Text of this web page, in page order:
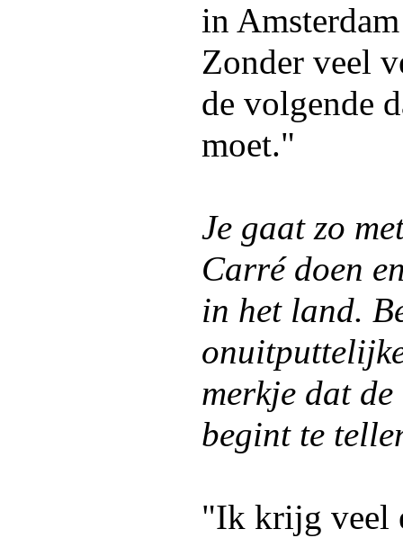
in
Zonder veel
de volgende
moet."
Je gaat zo
Carré doen
in het land.
merkje dat
begint te
"Ik krijg veel